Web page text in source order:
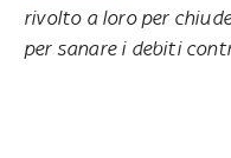
rivolto a loro per
per sanare i debiti